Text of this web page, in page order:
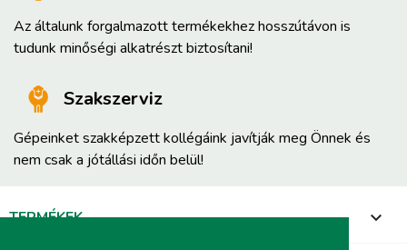
Az általunk forgalmazott termékekhez hosszútávon is
tudunk minőségi alkatrészt biztosítani!
Szakszerviz
Gépeinket szakképzett kollégáink javítják meg Önnek és
nem csak a jótállási időn belül!
TERMÉKEK 